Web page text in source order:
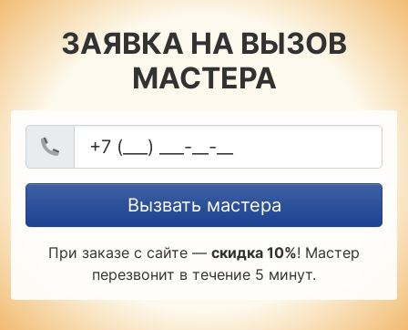
ЗАЯВКА НА ВЫЗОВ
МАСТЕРА
Вызвать мастера
При заказе с сайте — скидка 10%! Мастер
перезвонит в течение 5 минут.